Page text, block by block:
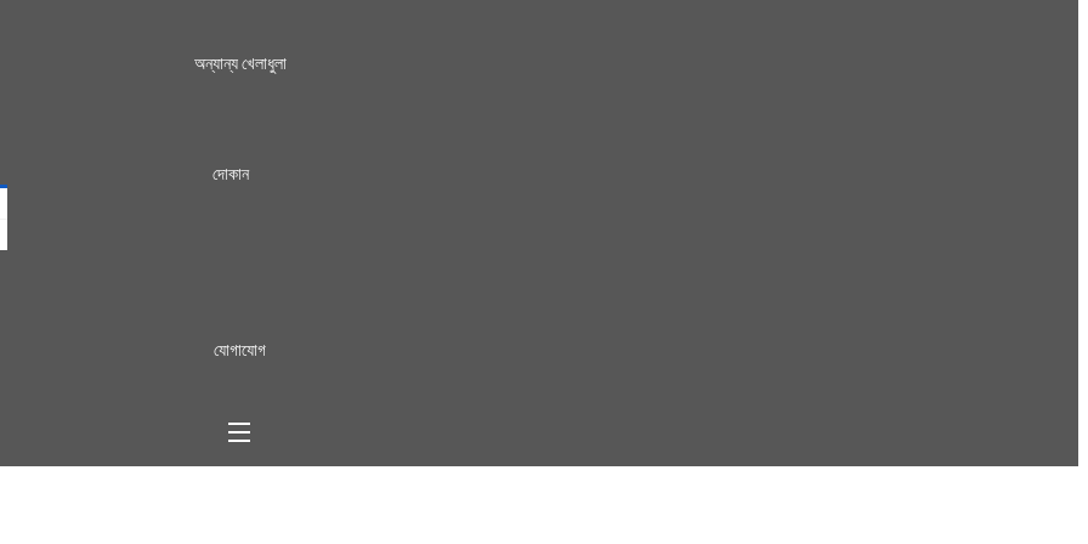
অন্যান্য খেলাধুলা
দোকান
যোগাযোগ